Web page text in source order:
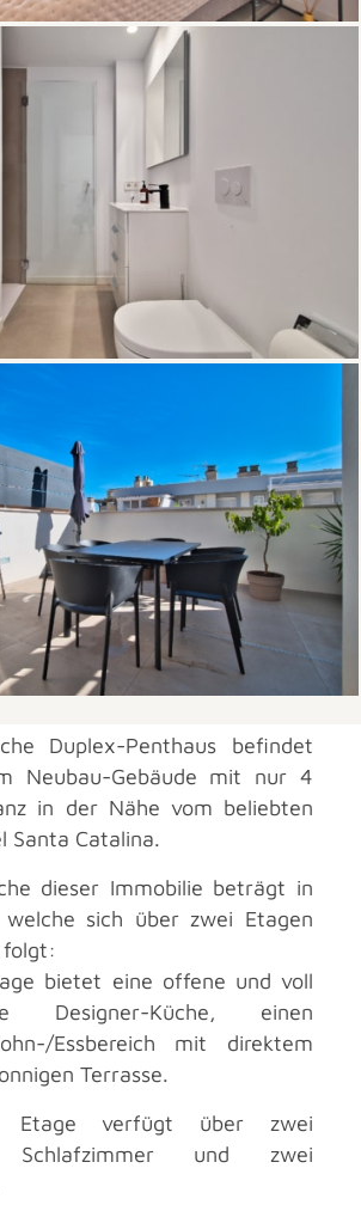
Duplex-Penthaus befindet
Neubau-Gebäude mit nur 4
in der Nähe vom beliebten
Santa Catalina.
dieser Immobilie beträgt in
sich über zwei Etagen
bietet eine offene und voll
Designer-Küche, einen
Essbereich mit direktem
Terrasse.
Etage verfügt über zwei
Schlafzimmer und zwei